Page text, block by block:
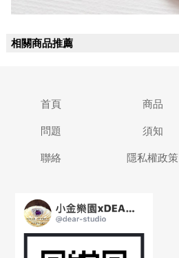
相關商品推薦
首頁 商品
問題 須知
聯絡 隱私權政策